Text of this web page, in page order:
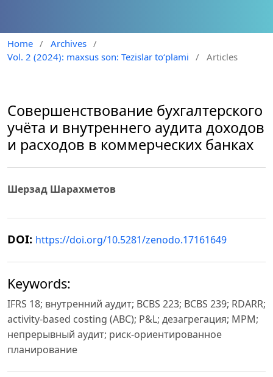
Home / Archives /
Vol. 2 (2024): maxsus son: Tezislar to‘plami
/ Articles
Совершенствование бухгалтерского
учёта и внутреннего аудита доходов
и расходов в коммерческих банках
Шерзад Шарахметов
DOI: https://doi.org/10.5281/zenodo.17161649
Keywords:
IFRS 18; внутренний аудит; BCBS 223; BCBS 239; RDARR;
activity-based costing (ABC); P&L; дезагрегация; MPM;
непрерывный аудит; риск-ориентированное
планирование